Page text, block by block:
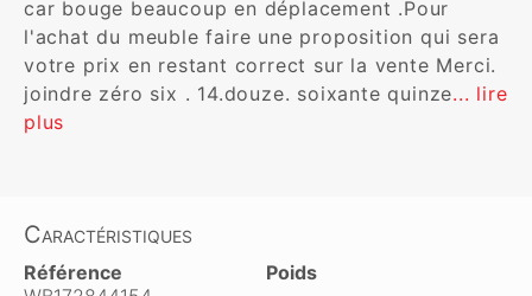
car bouge beaucoup en déplacement .Pour
l'achat du meuble faire une proposition qui sera
votre prix en restant correct sur la vente Merci.
joindre zéro six . 14.douze. soixante quinze... lire
plus
Caractéristiques
Référence
Poids